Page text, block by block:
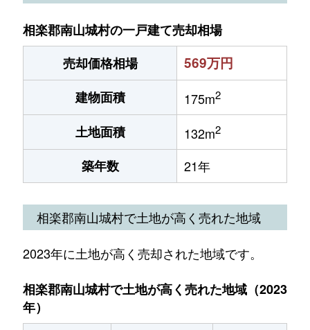
相楽郡南山城村の一戸建て売却相場
売却価格相場
569万円
建物面積 175m2
土地面積 132m2
築年数 21年
相楽郡南山城村で土地が高く売れた地域
2023年に土地が高く売却された地域です。
相楽郡南山城村で土地が高く売れた地域（2023
年）